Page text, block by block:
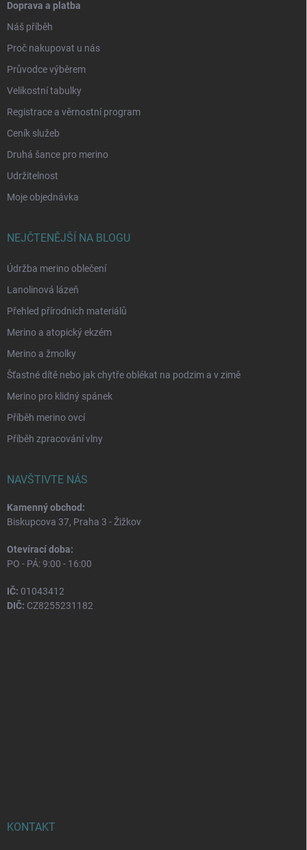
Doprava a platba
Náš příběh
Proč nakupovat u nás
Průvodce výběrem
Velikostní tabulky
Registrace a věrnostní program
Ceník služeb
Druhá šance pro merino
Udržitelnost
Moje objednávka
NEJČTENĚJŠÍ NA BLOGU
Údržba merino oblečení
Lanolinová lázeň
Přehled přírodních materiálů
Merino a atopický ekzém
Merino a žmolky
Šťastné dítě nebo jak chytře oblékat na podzim a v zimě
Merino pro klidný spánek
Příběh merino ovcí
Příběh zpracování vlny
NAVŠTIVTE NÁS
Kamenný obchod:
Biskupcova 37, Praha 3 - Žižkov
Otevírací doba:
PO - PÁ: 9:00 - 16:00
IČ: 01043412
DIČ: CZ8255231182
KONTAKT